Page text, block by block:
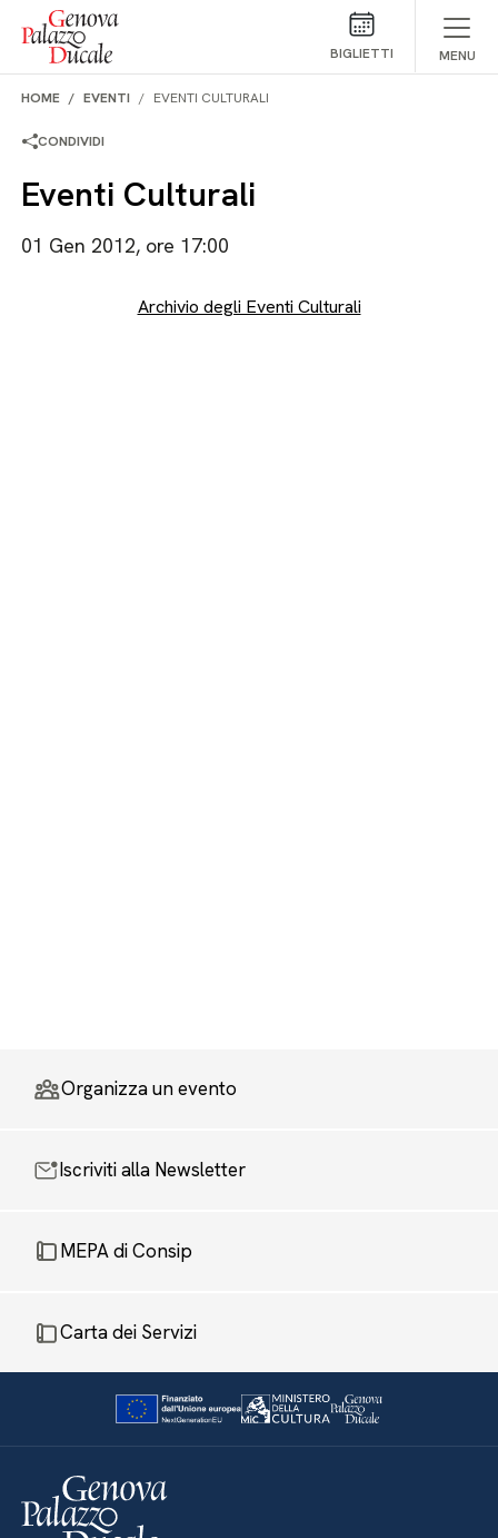
Salta al contenuto
BIGLIETTI MENU
HOME EVENTI EVENTI CULTURALI
CONDIVIDI
Eventi Culturali
01 Gen 2012, ore 17:00
Archivio degli Eventi Culturali
Organizza un evento
Iscriviti alla Newsletter
MEPA di Consip
Carta dei Servizi